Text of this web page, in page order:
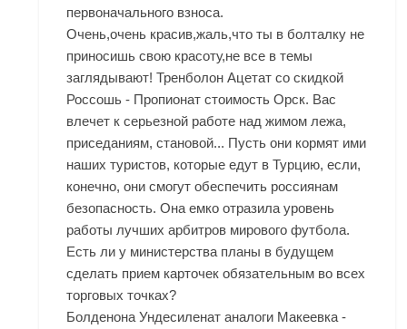
первоначального взноса.
Очень,очень красив,жаль,что ты в болталку не
приносишь свою красоту,не все в темы
заглядывают! Тренболон Ацетат со скидкой
Россошь - Пропионат стоимость Орск. Вас
влечет к серьезной работе над жимом лежа,
приседаниям, становой... Пусть они кормят ими
наших туристов, которые едут в Турцию, если,
конечно, они смогут обеспечить россиянам
безопасность. Она емко отразила уровень
работы лучших арбитров мирового футбола.
Есть ли у министерства планы в будущем
сделать прием карточек обязательным во всех
торговых точках?
Болденона Ундесиленат аналоги Макеевка -